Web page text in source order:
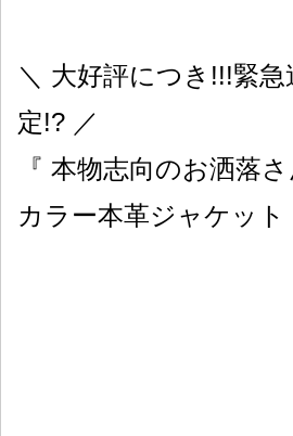
＼ 大好評につき!!!緊
定!? ／
『 本物志向のお洒落
カラー本革ジャケット